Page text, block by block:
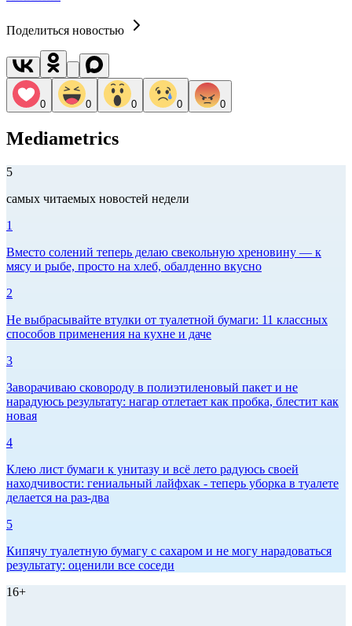
Поделиться новостью
0 0 0 0 0
Mediametrics
5
самых читаемых новостей недели
1
Вместо солений теперь делаю свекольную хреновину — к
мясу и рыбе, просто на хлеб, обалденно вкусно
2
Не выбрасывайте втулки от туалетной бумаги: 11 классных
способов применения на кухне и даче
3
Заворачиваю сковороду в полиэтиленовый пакет и не
нарадуюсь результату: нагар отлетает как пробка, блестит как
новая
4
Клею лист бумаги к унитазу и всё лето радуюсь своей
находчивости: гениальный лайфхак - теперь уборка в туалете
делается на раз-два
5
Кипячу туалетную бумагу с сахаром и не могу нарадоваться
результату: оценили все соседи
16+